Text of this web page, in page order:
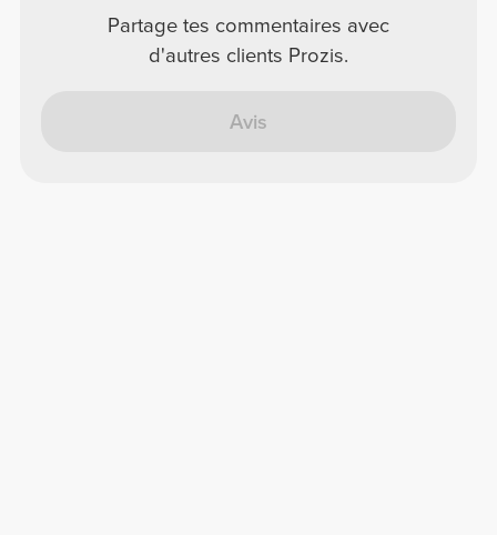
Partage tes commentaires avec
d'autres clients Prozis.
Avis